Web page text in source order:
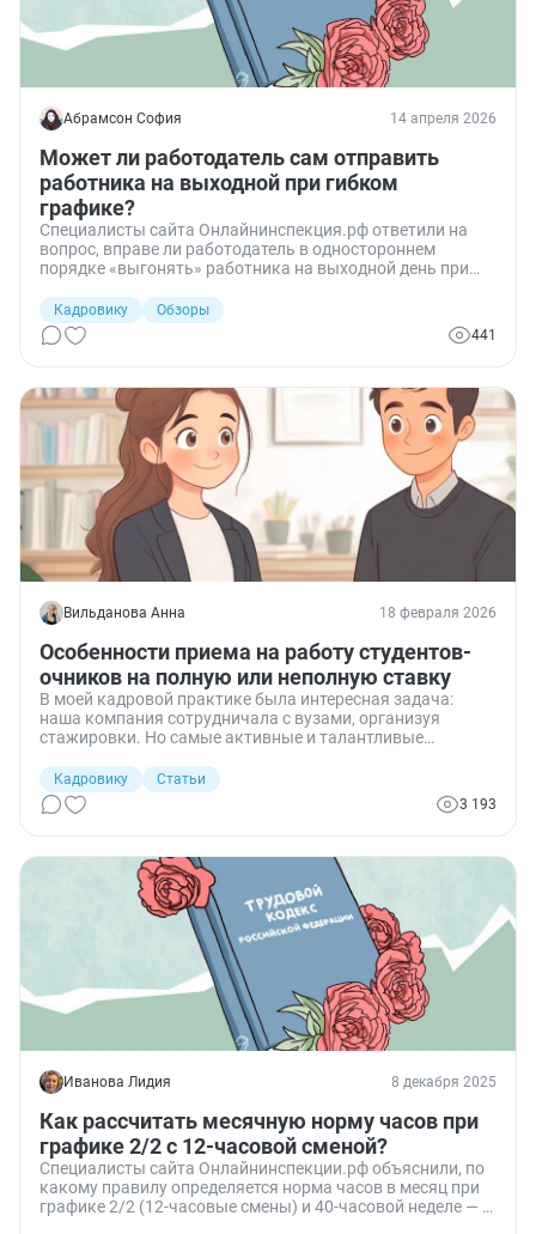
Абрамсон София 14 апреля 2026
Может ли работодатель сам отправить
работника на выходной при гибком
графике?
Специалисты сайта Онлайнинспекция.рф ответили на
вопрос, вправе ли работодатель в одностороннем
порядке «выгонять» работника на выходной день при
времени, ссылаясь на производственную необходимость
по ПВТР.
Кадровику
Обзоры
441
Вильданова Анна 18 февраля 2026
Особенности приема на работу студентов-
очников на полную или неполную ставку
В моей кадровой практике была интересная задача:
наша компания сотрудничала с вузами, организуя
стажировки. Но самые активные и талантливые
возможности остаться у нас работать по-настоящему.
Они хотели не просто получить опыт, а полноценно
трудиться и зарабатывать. Можно ли оформить такого
нормы ТК РФ, совместительство, учебные отпуска и
особенности приёма студентов и аспирантов, в том числе
несовершеннолетних.
Кадровику
Статьи
3 193
Иванова Лидия 8 декабря 2025
Как рассчитать месячную норму часов при
графике 2/2 с 12-часовой сменой?
Специалисты сайта Онлайнинспекции.рф объяснили, по
какому правилу определяется норма часов в месяц при
графике 2/2 (12-часовые смены) и 40-часовой неделе — и